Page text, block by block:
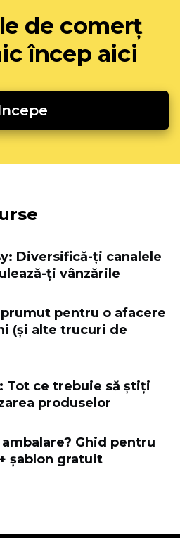
de comerț
încep aici
Diversifică-ți canalele
ți vânzările
pentru o afacere
(și alte trucuri de
Tot ce trebuie să știți
produselor
Ghid pentru
șablon gratuit